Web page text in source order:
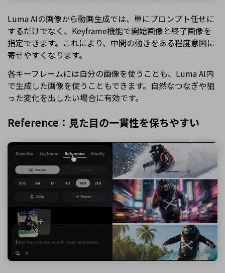
Luma AIの画像から動画生成では、単にプロンプト任せに
するだけでなく、Keyframe機能で開始画像と終了画像を
指定できます。これにより、中間の動きをある程度意図に
寄せやすくなります。
各キーフレームには自分の画像を使うことも、Luma AI内
で生成した画像を使うこともできます。自然なつなぎや狙
った変化を出したい場合に有効です。
Reference：見た目の一貫性を保ちやすい